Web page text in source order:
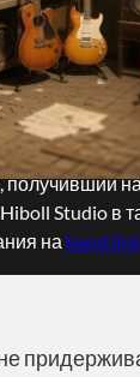
группа
Studio в
на band.link